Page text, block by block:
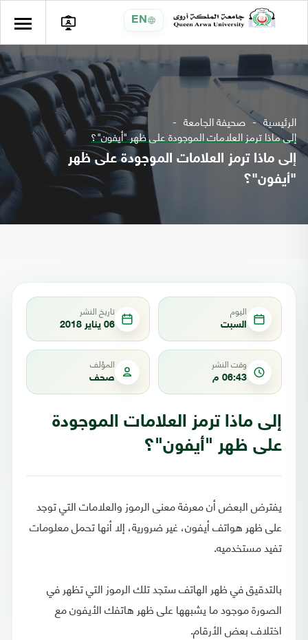
EN
الرئيسية صحيفة الجامعة
إلى ماذا ترمز العلامات الموجودة على ظهر "أيفون"؟
إلى ماذا ترمز العلامات الموجودة على ظهر
"أيفون"؟
اليوم
السبت
تاريخ النشر
06 يناير 2018
وقت النشر
06:43 م
المؤلف
صحف
إلى ماذا ترمز العلامات الموجودة
على ظهر "أيفون"؟
يفترض البعض أن معرفة معنى الرموز والعلامات التي توجد
على ظهر هواتف أيفون، غير ضرورية، إلا أنها تحمل معلومات
تفيد مستخدميه.
بالتدقيق في ظهر الهاتف ستجد تلك الرموز التي تظهر في
الصورة موجود ما يشبهها على ظهر هاتفك الأيفون مع
اختلاف بعض الأرقام.